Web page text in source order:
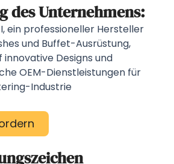
des Unternehmens:
ein professioneller Hersteller
und Buffet-Ausrüstung,
innovative Designs und
OEM-Dienstleistungen für
Industrie